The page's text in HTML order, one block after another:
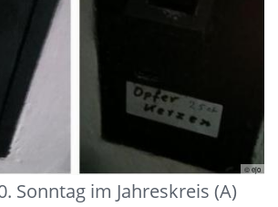
© ejo
Sonntag im Jahreskreis (A)